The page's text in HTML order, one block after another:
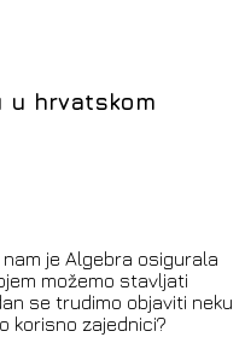
u hrvatskom
je Algebra osigurala
možemo stavljati
se trudimo objaviti neku
korisno zajednici?